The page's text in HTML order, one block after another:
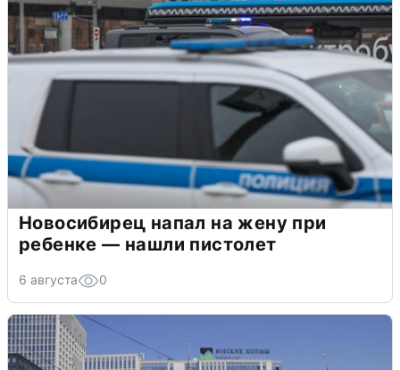
Новосибирец напал на жену при
ребенке — нашли пистолет
6 августа 0